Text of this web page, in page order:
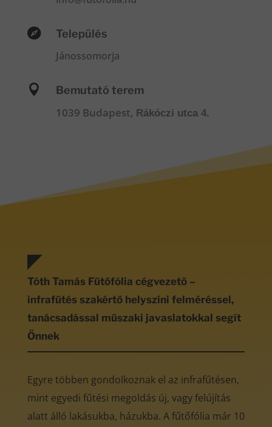
 Település
Jánossomorja
 Bemutató terem
1039 Budapest, Rákóczi utca 4.
Tóth Tamás Fűtőfólia cégvezető –
infrafűtés szakértő helyszíni felméréssel,
tanácsadással műszaki javaslatokkal segít
Önnek
Egyre többen gondolkoznak el az infrafűtésen,
mint egyedi fűtési megoldás új, vagy felújítás
alatt álló lakásukba, házukba. A fűtőfólia már 10